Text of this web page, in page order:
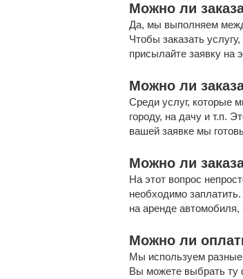
Можно ли
Да, мы выполняем
Чтобы заказать
присылайте заявку на
Можно ли
Среди услуг, которые
городу, на дачу и т.п.
вашей заявке мы
Можно ли
На этот вопрос
необходимо
на аренде
Можно ли
Мы используем разные
Вы можете выбрать ту